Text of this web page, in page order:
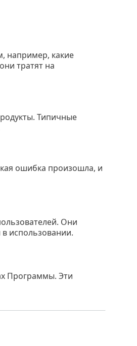
например, какие
тратят на
Типичные
ошибка произошла, и
Они
использовании.
Программы. Эти